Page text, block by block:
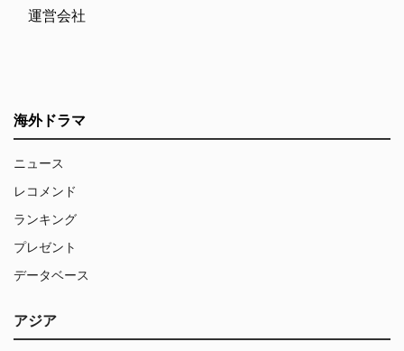
運営会社
海外ドラマ
ニュース
レコメンド
ランキング
プレゼント
データベース
アジア